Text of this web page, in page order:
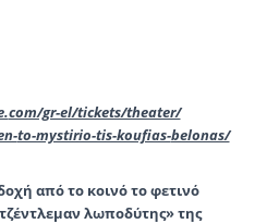
com/gr-el/tickets/theater/
to-mystirio-tis-koufias-belonas/
από το κοινό τοφετινό
λωποδύτης» της